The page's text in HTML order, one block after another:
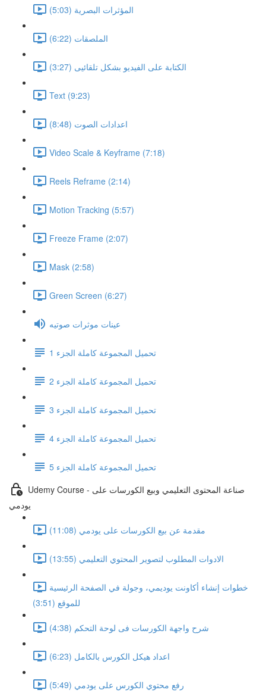
المؤثرات البصرية (5:03)
الملصقات (6:22)
الكتابة على الفيديو بشكل تلقائيى (3:27)
Text (9:23)
اعدادات الصوت (8:48)
Video Scale & Keyframe (7:18)
Reels Reframe (2:14)
Motion Tracking (5:57)
Freeze Frame (2:07)
Mask (2:58)
Green Screen (6:27)
عينات موثرات صوتيه
تحميل المجموعة كاملة الجزء 1
تحميل المجموعة كاملة الجزء 2
تحميل المجموعة كاملة الجزء 3
تحميل المجموعة كاملة الجزء 4
تحميل المجموعة كاملة الجزء 5
Udemy Course - صناعة المحتوى التعليمي وبيع الكورسات على
يودمي
مقدمة عن بيع الكورسات على يودمي (11:08)
الادوات المطلوب لتصوير المحتوي التعليمي (13:55)
خطوات إنشاء أكاونت يوديمي، وجولة في الصفحة الرئيسية
للموقع (3:51)
شرح واجهة الكورسات فى لوحة التحكم (4:38)
اعداد هيكل الكورس بالكامل (6:23)
رفع محتوي الكورس على يودمي (5:49)